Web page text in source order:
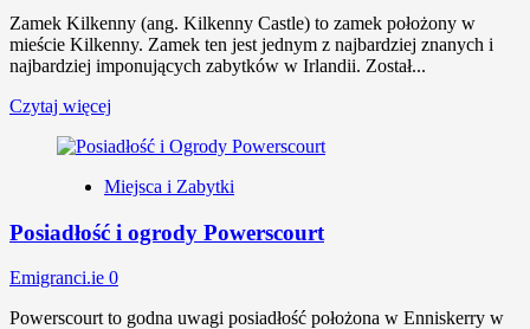
Zamek Kilkenny (ang. Kilkenny Castle) to zamek położony w
mieście Kilkenny. Zamek ten jest jednym z najbardziej znanych i
najbardziej imponujących zabytków w Irlandii. Został...
Czytaj więcej
Miejsca i Zabytki
Posiadłość i ogrody Powerscourt
Emigranci.ie 0
Powerscourt to godna uwagi posiadłość położona w Enniskerry w